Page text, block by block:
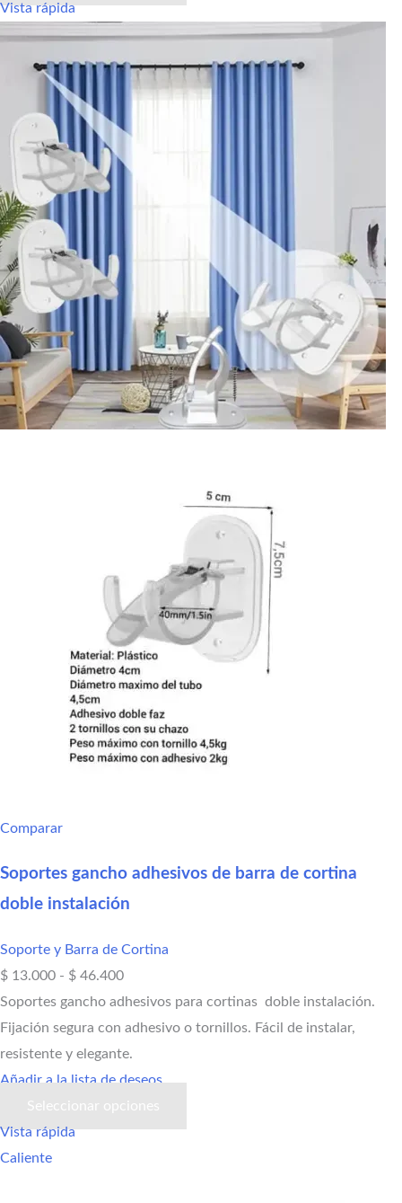
Vista rápida
Comparar
Soportes gancho adhesivos de barra de cortina
doble instalación
Soporte y Barra de Cortina
$ 13.000 - $ 46.400
Soportes gancho adhesivos para cortinas doble instalación.
Fijación segura con adhesivo o tornillos. Fácil de instalar,
resistente y elegante.
Añadir a la lista de deseos
Seleccionar opciones
Vista rápida
Caliente